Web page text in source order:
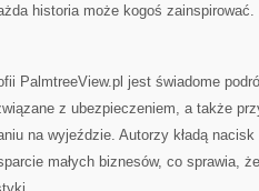
historia może kogoś zainspirować.
PalmtreeView.pl jest świadome
z ubezpieczeniem, a także
na wyjeździe. Autorzy kładą
małych biznesów, co sprawia,